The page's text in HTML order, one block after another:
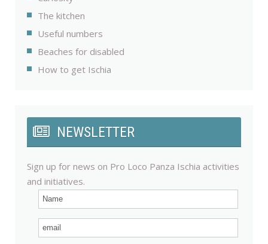
The kitchen
Useful numbers
Beaches for disabled
How to get Ischia
NEWSLETTER
Sign up for news on Pro Loco Panza Ischia activities
and initiatives.